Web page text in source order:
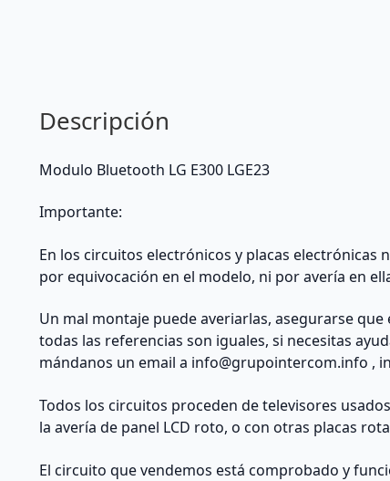
Descripción
Modulo Bluetooth LG E300 LGE23
Importante:
En los circuitos electrónicos y placas electrónicas
por equivocación en el modelo, ni por avería en
Un mal montaje puede averiarlas, asegurarse
todas las referencias son iguales, si necesitas
mándanos un email a info@grupointercom.info ,
Todos los circuitos proceden de televisores
la avería de panel LCD roto, o con otras placas
El circuito que vendemos está comprobado y